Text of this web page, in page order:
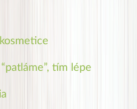
tím lépe